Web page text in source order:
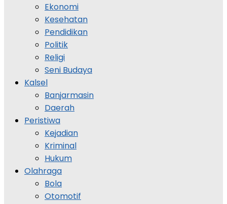
Ekonomi
Kesehatan
Pendidikan
Politik
Religi
Seni Budaya
Kalsel
Banjarmasin
Daerah
Peristiwa
Kejadian
Kriminal
Hukum
Olahraga
Bola
Otomotif